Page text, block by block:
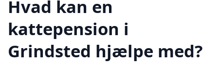
Hvad kan en
kattepension i
Grindsted hjælpe med?